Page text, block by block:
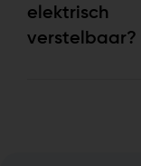
elektrisch
verstelbaar?